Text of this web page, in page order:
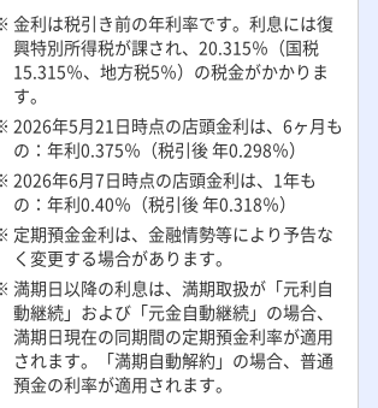
金利は税引き前の年利率です。利息には復
興特別所得税が課され、20.315％（国税
15.315％、地方税5％）の税金がかかりま
す。
2026年5月21日時点の店頭金利は、6ヶ月も
の：年利0.375％（税引後 年0.298％）
2026年6月7日時点の店頭金利は、1年も
の：年利0.40％（税引後 年0.318％）
定期預金金利は、金融情勢等により予告な
く変更する場合があります。
満期日以降の利息は、満期取扱が「元利自
動継続」および「元金自動継続」の場合、
満期日現在の同期間の定期預金利率が適用
されます。「満期自動解約」の場合、普通
預金の利率が適用されます。